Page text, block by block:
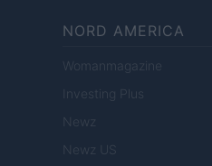
NORD AMERICA
Womanmagazine
Investing Plus
Newz
Newz US